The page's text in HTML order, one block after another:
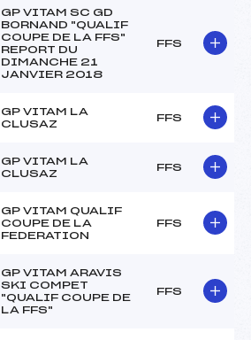
GP VITAM SC GD
BORNAND "QUALIF
COUPE DE LA FFS"
REPORT DU
DIMANCHE 21
JANVIER 2018
FFS
GP VITAM LA
CLUSAZ
FFS
GP VITAM LA
CLUSAZ
FFS
GP VITAM QUALIF
COUPE DE LA
FEDERATION
FFS
GP VITAM ARAVIS
SKI COMPET
"QUALIF COUPE DE
LA FFS"
FFS